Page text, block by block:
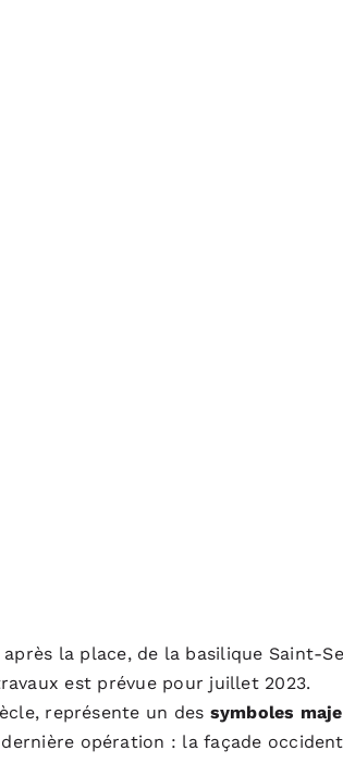
la place, de la basilique Saint-
est prévue pour juillet 2023.
représente un des symboles
opération : la façade